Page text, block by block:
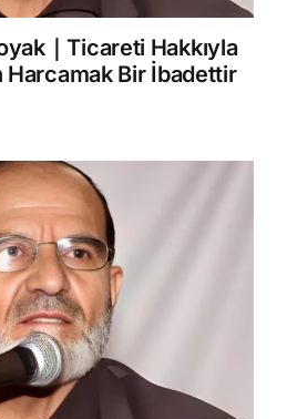
｜Ticareti Hakkıyla
Harcamak Bir İbadettir